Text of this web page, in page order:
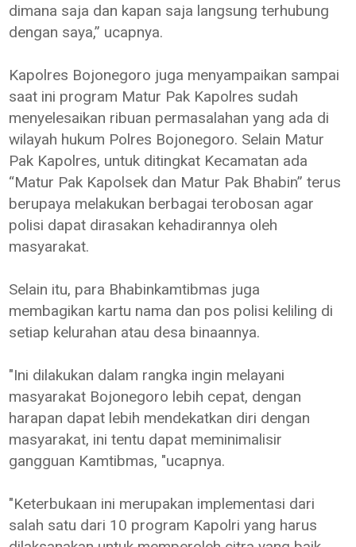
dimana saja dan kapan saja langsung terhubung
dengan saya,” ucapnya.
Kapolres Bojonegoro juga menyampaikan sampai
saat ini program Matur Pak Kapolres sudah
menyelesaikan ribuan permasalahan yang ada di
wilayah hukum Polres Bojonegoro. Selain Matur
Pak Kapolres, untuk ditingkat Kecamatan ada
“Matur Pak Kapolsek dan Matur Pak Bhabin” terus
berupaya melakukan berbagai terobosan agar
polisi dapat dirasakan kehadirannya oleh
masyarakat.
Selain itu, para Bhabinkamtibmas juga
membagikan kartu nama dan pos polisi keliling di
setiap kelurahan atau desa binaannya.
"Ini dilakukan dalam rangka ingin melayani
masyarakat Bojonegoro lebih cepat, dengan
harapan dapat lebih mendekatkan diri dengan
masyarakat, ini tentu dapat meminimalisir
gangguan Kamtibmas, "ucapnya.
"Keterbukaan ini merupakan implementasi dari
salah satu dari 10 program Kapolri yang harus